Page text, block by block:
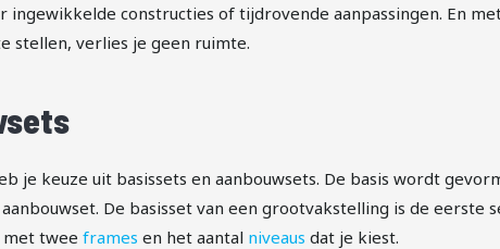
constructies of tijdrovende aanpassingen. En
stellen, verlies je geen ruimte.
je keuze uit basissets en aanbouwsets. De basis wordt
De basisset van een grootvakstelling is de eerste
twee frames en het aantal niveaus dat je kiest.